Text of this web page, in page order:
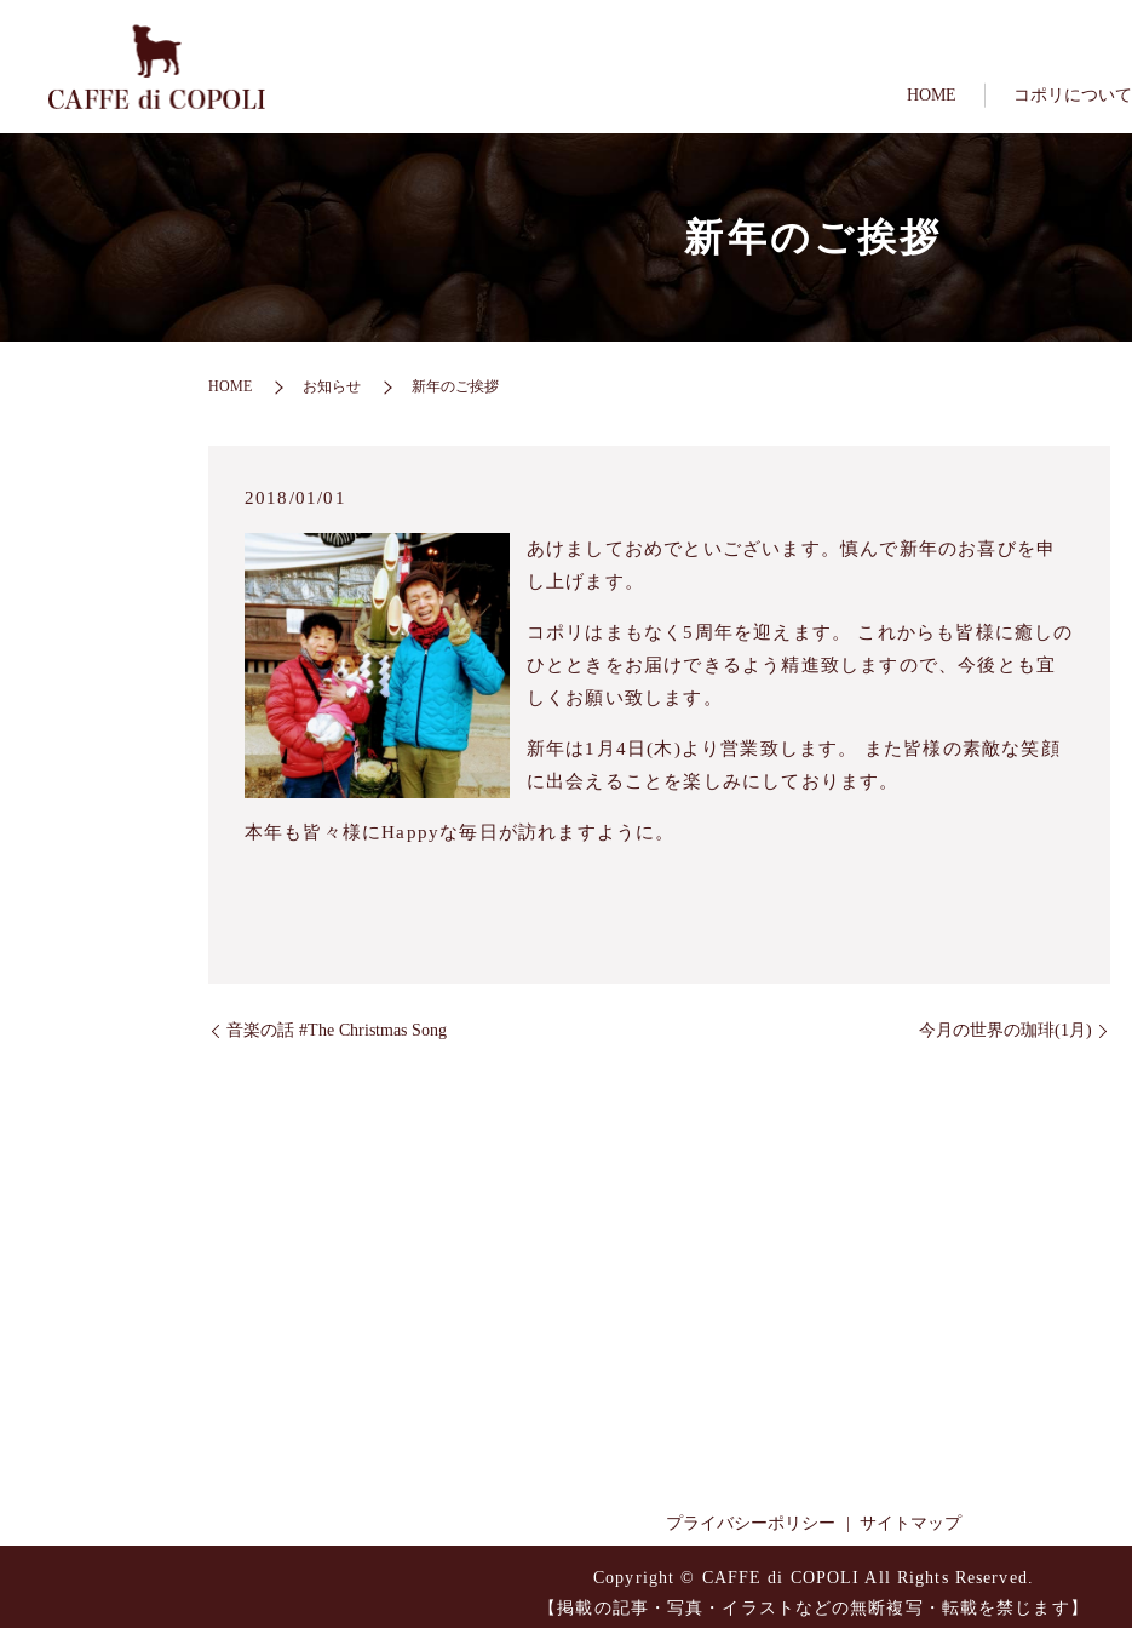
HOME コポリについて
新年のご挨拶
HOME お知らせ 新年のご挨拶
2018/01/01
あけましておめでといございます。慎んで新年のお喜びを申
し上げます。
コポリはまもなく5周年を迎えます。 これからも皆様に癒しの
ひとときをお届けできるよう精進致しますので、今後とも宜
しくお願い致します。
新年は1月4日(木)より営業致します。 また皆様の素敵な笑顔
に出会えることを楽しみにしております。
本年も皆々様にHappyな毎日が訪れますように。
音楽の話 #The Christmas Song 今月の世界の珈琲(1月)
プライバシーポリシー サイトマップ
Copyright © CAFFE di COPOLI All Rights Reserved.
【掲載の記事・写真・イラストなどの無断複写・転載を禁じます】